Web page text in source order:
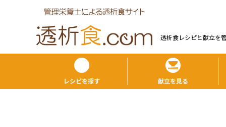
透析食レシピと献⽴を
レシピを探す 献立を見る